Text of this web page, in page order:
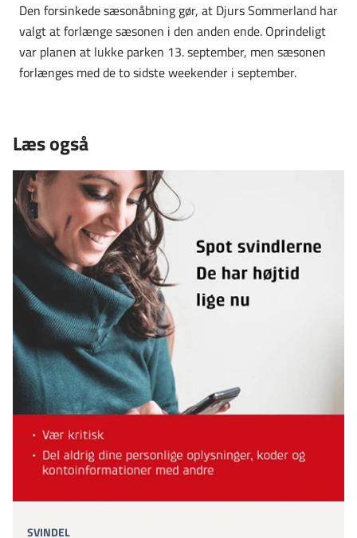
Den forsinkede sæsonåbning gør, at Djurs Sommerland har
valgt at forlænge sæsonen i den anden ende. Oprindeligt
var planen at lukke parken 13. september, men sæsonen
forlænges med de to sidste weekender i september.
Læs også
SVINDEL